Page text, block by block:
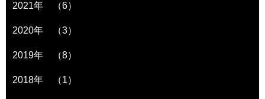
2021年 （6）
2020年 （3）
2019年 （8）
2018年 （1）